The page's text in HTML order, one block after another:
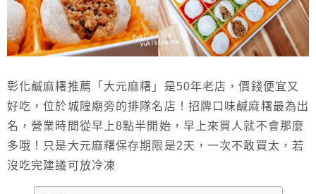
彰化鹹麻糬推薦「大元麻糬」是50年老店，價錢便宜又
好吃，位於城隍廟旁的排隊名店！招牌口味鹹麻糬最為出
名，營業時間從早上8點半開始，早上來買人就不會那麼
多哦！只是大元麻糬保存期限是2天，一次不敢買太，若
沒吃完建議可放冷凍